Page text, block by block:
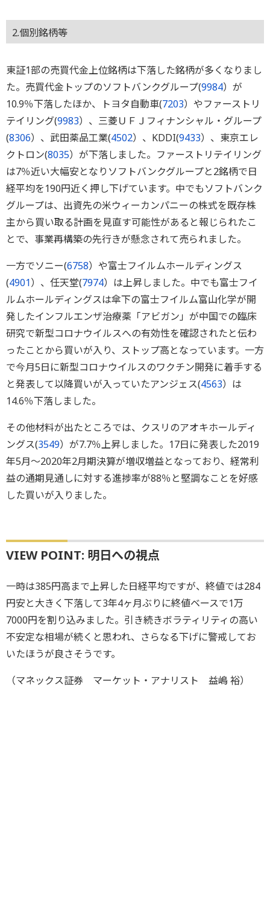
2.個別銘柄等
東証1部の売買代金上位銘柄は下落した銘柄が多くなりまし
た。売買代金トップのソフトバンクグループ(9984）が
10.9％下落したほか、トヨタ自動車(7203）やファーストリ
テイリング(9983）、三菱ＵＦＪフィナンシャル・グループ
(8306）、武田薬品工業(4502）、KDDI(9433）、東京エレ
クトロン(8035）が下落しました。ファーストリテイリング
は7％近い大幅安となりソフトバンクグループと2銘柄で日
経平均を190円近く押し下げています。中でもソフトバンク
グループは、出資先の米ウィーカンパニーの株式を既存株
主から買い取る計画を見直す可能性があると報じられたこ
とで、事業再構築の先行きが懸念されて売られました。
一方でソニー(6758）や富士フイルムホールディングス
(4901）、任天堂(7974）は上昇しました。中でも富士フイ
ルムホールディングスは傘下の富士フイルム富山化学が開
発したインフルエンザ治療薬「アビガン」が中国での臨床
研究で新型コロナウイルスへの有効性を確認されたと伝わ
ったことから買いが入り、ストップ高となっています。一方
で今月5日に新型コロナウイルスのワクチン開発に着手する
と発表して以降買いが入っていたアンジェス(4563）は
14.6％下落しました。
その他材料が出たところでは、クスリのアオキホールディ
ングス(3549）が7.7％上昇しました。17日に発表した2019
年5月～2020年2月期決算が増収増益となっており、経常利
益の通期見通しに対する進捗率が88％と堅調なことを好感
した買いが入りました。
VIEW POINT: 明日への視点
一時は385円高まで上昇した日経平均ですが、終値では284
円安と大きく下落して3年4ヶ月ぶりに終値ベースで1万
7000円を割り込みました。引き続きボラティリティの高い
不安定な相場が続くと思われ、さらなる下げに警戒してお
いたほうが良さそうです。
（マネックス証券 マーケット・アナリスト 益嶋 裕）